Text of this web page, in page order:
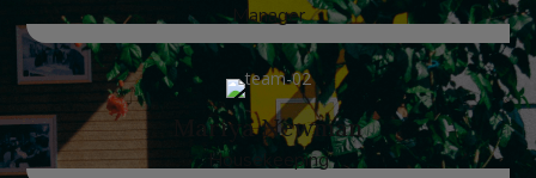
Manager
Mariya Newman
Housekeeping